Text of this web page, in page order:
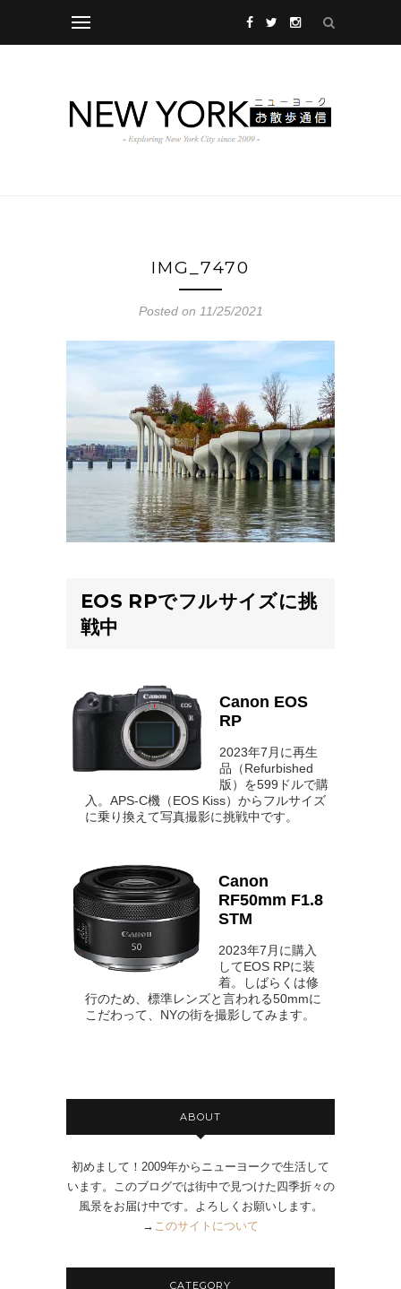
IMG_7470
Posted on 11/25/2021
EOS RPでフルサイズに挑
戦中
Canon EOS
RP
2023年7月に再生
品（Refurbished
版）を599ドルで購
入。APS-C機（EOS Kiss）からフルサイズ
に乗り換えて写真撮影に挑戦中です。
Canon
RF50mm F1.8
STM
2023年7月に購入
してEOS RPに装
着。しばらくは修
行のため、標準レンズと言われる50mmに
こだわって、NYの街を撮影してみます。
ABOUT
初めまして！2009年からニューヨークで生活して
います。このブログでは街中で見つけた四季折々の
風景をお届け中です。よろしくお願いします。
→ このサイトについて
CATEGORY